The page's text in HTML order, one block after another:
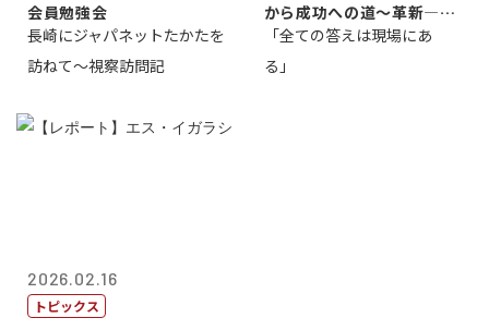
会員勉強会
長崎にジャパネットたかたを
訪ねて～視察訪問記
から成功への道～革新―挑
戦の先にある...
「全ての答えは現場にあ
る」
2026.02.16
トピックス